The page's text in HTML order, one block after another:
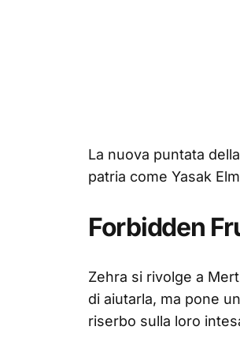
La nuova puntata
patria come Yasak
Forbidden
Zehra si rivolge a
di aiutarla, ma pone
riserbo sulla loro